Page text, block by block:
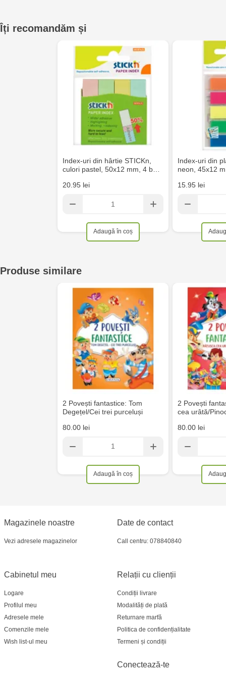
Îți recomandăm și
Index-uri din hârtie STICKn,
culori pastel, 50x12 mm, 4 b…
20.95 lei
Adaugă în coș
Index-uri din
neon, 45x12
15.95 lei
Produse similare
2 Povești fantastice: Tom
Degețel/Cei trei purceluși
80.00 lei
Adaugă în coș
2 Povești
cea urâtă/
80.00 lei
Magazinele noastre
Vezi adresele magazinelor
Relații cu clienții
Condiții livrare
Modalități de plată
Returnare marfă
Politica de confidențialitate
Termeni și condiții
Cabinetul meu
Logare
Profilul meu
Adresele mele
Comenzile mele
Wish list-ul meu
Date de contact
Call centru: 078840840
Conectează-te